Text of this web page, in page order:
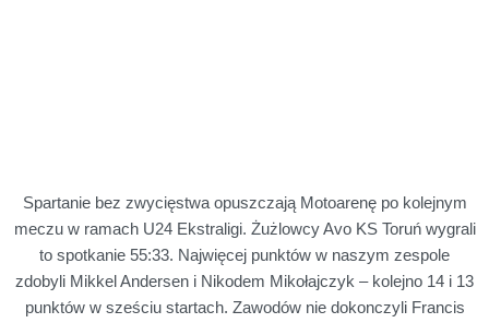
Spartanie bez zwycięstwa opuszczają Motoarenę po kolejnym
meczu w ramach U24 Ekstraligi. Żużlowcy Avo KS Toruń wygrali
to spotkanie 55:33. Najwięcej punktów w naszym zespole
zdobyli Mikkel Andersen i Nikodem Mikołajczyk – kolejno 14 i 13
punktów w sześciu startach. Zawodów nie dokonczyli Francis